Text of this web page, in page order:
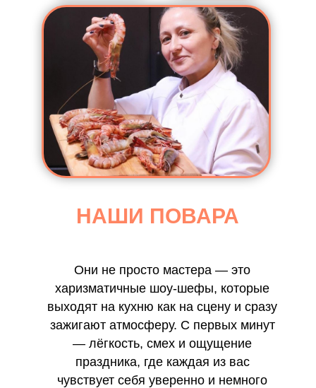
НАШИ ПОВАРА
Они не просто мастера — это
харизматичные шоу-шефы, которые
выходят на кухню как на сцену и сразу
зажигают атмосферу. С первых минут
— лёгкость, смех и ощущение
праздника, где каждая из вас
чувствует себя уверенно и немного